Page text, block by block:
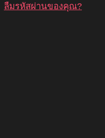
ลืมรหัสผ่านของคุณ?